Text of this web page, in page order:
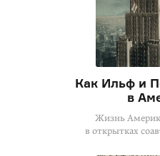
Как Ильф и
в
Жизнь
в открытках